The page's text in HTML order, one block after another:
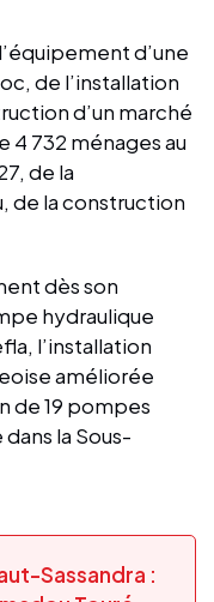
d’une
de l’installation
d’un marché
4 732 ménages au
de la
de la construction
dès son
hydraulique
l’installation
améliorée
de 19 pompes
la Sous-
Sassandra :